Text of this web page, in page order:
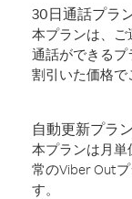
30日通話プラ
本プランは、
通話ができるプ
割引いた価格で
自動更新プラ
本プランは月単
常のViber Out
す。